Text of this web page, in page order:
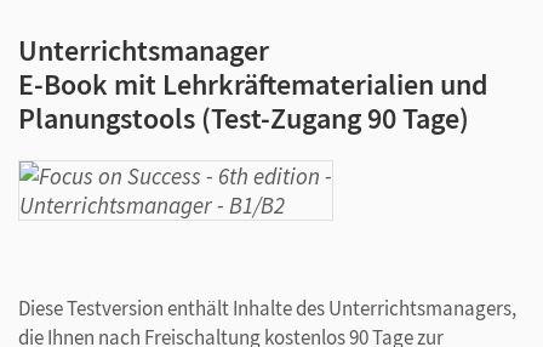
Unterrichtsmanager
E-Book mit Lehrkräftematerialien und
Planungstools (Test-Zugang 90 Tage)
Diese Testversion enthält Inhalte des Unterrichtsmanagers,
die Ihnen nach Freischaltung kostenlos 90 Tage zur